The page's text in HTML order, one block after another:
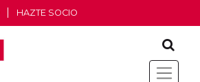
HAZTE SOCIO